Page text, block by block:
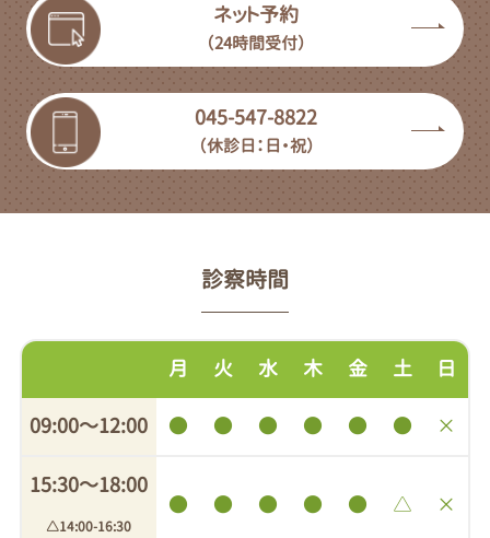
ネット予約
（24時間受付）
045-547-8822
（休診日：日・祝）
診察時間
月 火 水 木 金 土 日
09:00〜12:00 ● ● ● ● ● ● ×
15:30〜18:00
△14:00-16:30
● ● ● ● ● △ ×